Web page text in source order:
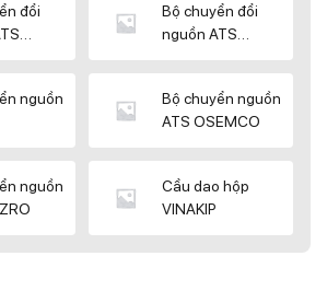
đổi
Bộ chuyển đổi
nguồn ATS
nguồn
Bộ chuyển nguồn
ATS OSEMCO
nguồn
Cầu dao hộp
VINAKIP